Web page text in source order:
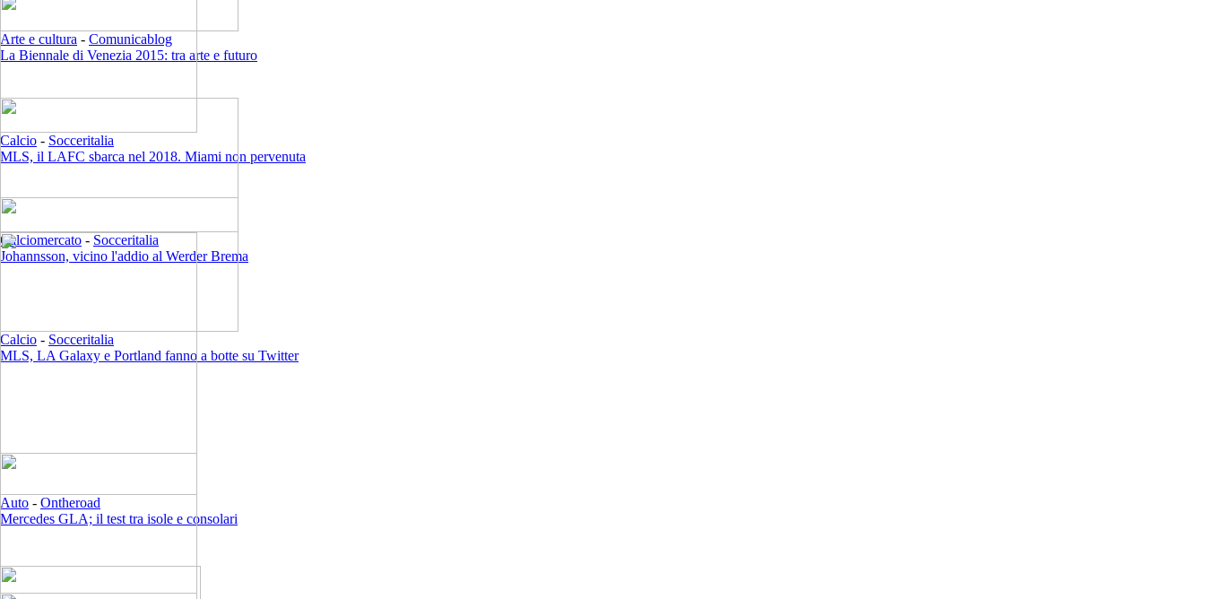
Arte e cultura - Comunicablog
La Biennale di Venezia 2015: tra arte e futuro
Calcio - Socceritalia
MLS, il LAFC sbarca nel 2018. Miami non pervenuta
Calciomercato - Socceritalia
Johannsson, vicino l'addio al Werder Brema
Calcio - Socceritalia
MLS, LA Galaxy e Portland fanno a botte su Twitter
Auto - Ontheroad
Mercedes GLA; il test tra isole e consolari